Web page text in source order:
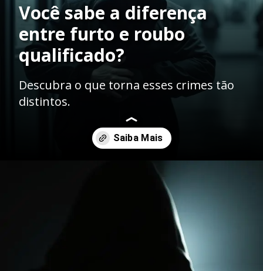
Você sabe a diferença
entre furto e roubo
qualificado?
Descubra o que torna esses crimes tão
distintos.
https://ademilsoncs.adv.br/